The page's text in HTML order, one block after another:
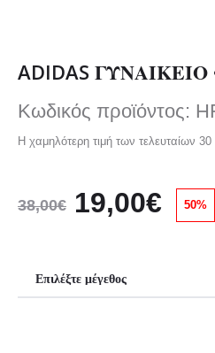
ADIDAS
Κωδικός προϊόντος:
Η χαμηλότερη τιμή των τελευταίων 30
38,00€ Original
19,00€Η
50%